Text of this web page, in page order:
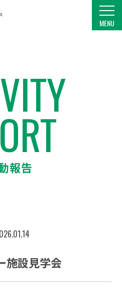
21世紀のエネルギーを考える会・みえ
MENU
報告
設見学会